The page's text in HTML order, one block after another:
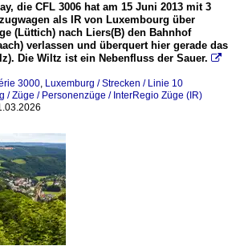
die CFL 3006 hat am 15 Juni 2013 mit 3
als IR von Luxembourg über
(Lüttich) nach Liers(B) den Bahnhof
verlassen und überquert hier gerade das
Die Wiltz ist ein Nebenfluss der Sauer. 
3000, Luxemburg / Strecken / Linie 10
/ Züge / Personenzüge / InterRegio Züge (IR)